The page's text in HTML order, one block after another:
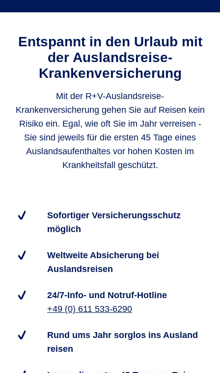
Entspannt in den Urlaub mit
der Auslandsreise-
Krankenversicherung
Mit der R+V-Auslandsreise-
Krankenversicherung gehen Sie auf Reisen kein
Risiko ein. Egal, wie oft Sie im Jahr verreisen -
Sie sind jeweils für die ersten 45 Tage eines
Auslandsaufenthaltes vor hohen Kosten im
Krankheitsfall geschützt.
Sofortiger Versicherungsschutz
möglich
Weltweite Absicherung bei
Auslandsreisen
24/7-Info- und Notruf-Hotline
+49 (0) 611 533-6290
Rund ums Jahr sorglos ins Ausland
reisen